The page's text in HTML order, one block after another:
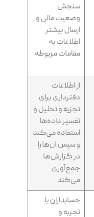
سنجش
وضعیت مالی و
ارسال بیشتر
اطلاعات به
مقامات مربوطه
از اطلاعات
دفترداری برای
تجزیه و تحلیل و
تفسیر داده‌ها
استفاده می‌کند
و سپس آن‌ها را
در گزارش‌ها
جمع‌آوری
می‌کند
حسابداران با
تجربه و